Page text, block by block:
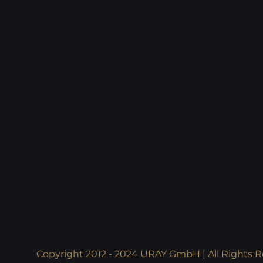
Copyright 2012 - 2024 URAY GmbH | All Rights